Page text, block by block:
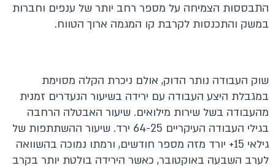
התבססות הצמיחה על מספר רחב יותר של ענפים וחברות
במשק והתכנסות לקרבת קו המגמה ארוך הטווח.
שוק העבודה נותר הדוק, אולם ניכרת הקלה מסוימת
במגבלת היצע העבודה עם ירידה בשיעור הנעדרים זמנית
מהעבודה בשל שירות מילואים. שיעור האבטלה הרחבה
בגילי העבודה העיקריים 64-25 ירד. שיעור ההשתתפות של
גילאי 15+ יורד מזה מספר חודשים, ורמתו נמוכה בהשוואה
לערב השבעה באוקטובר, כאשר הירידה בולטת יותר בקרב